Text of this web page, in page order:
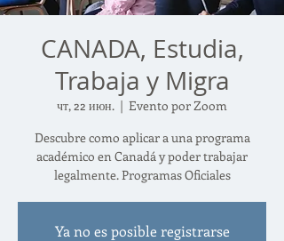
CANADA, Estudia,
Trabaja y Migra
чт, 22 июн.
  |
Evento por Zoom
Descubre como aplicar a una programa
académico en Canadá y poder trabajar
legalmente. Programas Oficiales
Ya no es posible registrarse